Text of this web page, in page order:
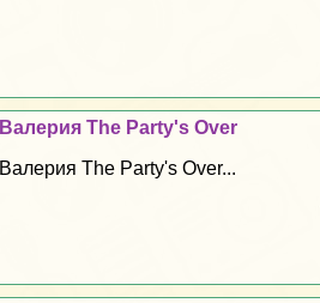
Валерия The Party's Over
Валерия The Party's Over...